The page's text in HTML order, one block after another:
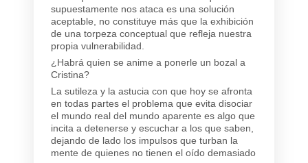
supuestamente nos ataca es una solución
aceptable, no constituye más que la exhibición
de una torpeza conceptual que refleja nuestra
propia vulnerabilidad.
¿Habrá quien se anime a ponerle un bozal a
Cristina?
La sutileza y la astucia con que hoy se afronta
en todas partes el problema que evita disociar
el mundo real del mundo aparente es algo que
incita a detenerse y escuchar a los que saben,
dejando de lado los impulsos que turban la
mente de quienes no tienen el oído demasiado